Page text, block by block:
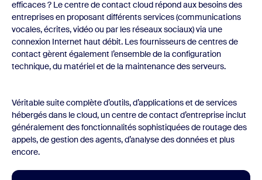
efficaces ? Le centre de contact cloud répond aux besoins des
entreprises en proposant différents services (communications
vocales, écrites, vidéo ou par les réseaux sociaux) via une
connexion Internet haut débit. Les fournisseurs de centres de
contact gèrent également l’ensemble de la configuration
technique, du matériel et de la maintenance des serveurs.
Véritable suite complète d’outils, d’applications et de services
hébergés dans le cloud, un centre de contact d’entreprise inclut
généralement des fonctionnalités sophistiquées de routage des
appels, de gestion des agents, d’analyse des données et plus
encore.